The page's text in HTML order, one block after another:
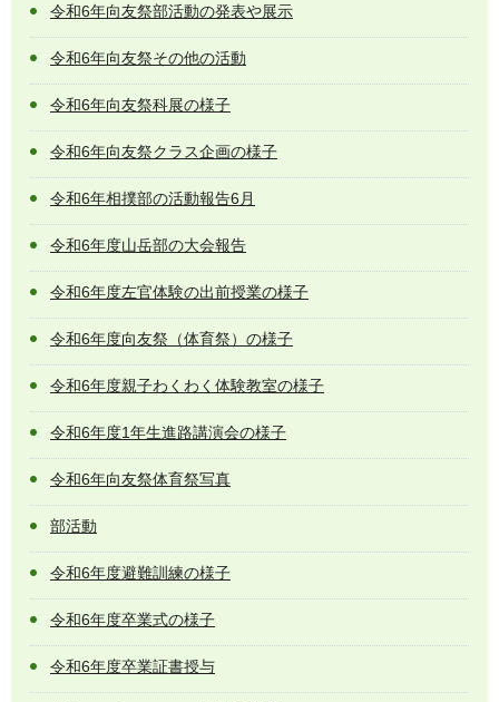
令和6年向友祭部活動の発表や展示
令和6年向友祭その他の活動
令和6年向友祭科展の様子
令和6年向友祭クラス企画の様子
令和6年相撲部の活動報告6月
令和6年度山岳部の大会報告
令和6年度左官体験の出前授業の様子
令和6年度向友祭（体育祭）の様子
令和6年度親子わくわく体験教室の様子
令和6年度1年生進路講演会の様子
令和6年向友祭体育祭写真
部活動
令和6年度避難訓練の様子
令和6年度卒業式の様子
令和6年度卒業証書授与